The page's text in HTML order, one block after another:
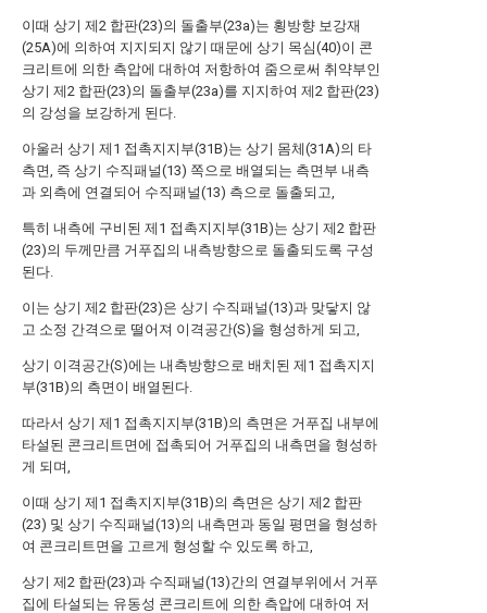
이때 상기 제2 합판(23)의 돌출부(23a)는 횡방향 보강재
(25A)에 의하여 지지되지 않기 때문에 상기 목심(40)이 콘
크리트에 의한 측압에 대하여 저항하여 줌으로써 취약부인
상기 제2 합판(23)의 돌출부(23a)를 지지하여 제2 합판(23)
의 강성을 보강하게 된다.
아울러 상기 제1 접촉지지부(31B)는 상기 몸체(31A)의 타
측면, 즉 상기 수직패널(13) 쪽으로 배열되는 측면부 내측
과 외측에 연결되어 수직패널(13) 측으로 돌출되고,
특히 내측에 구비된 제1 접촉지지부(31B)는 상기 제2 합판
(23)의 두께만큼 거푸집의 내측방향으로 돌출되도록 구성
된다.
이는 상기 제2 합판(23)은 상기 수직패널(13)과 맞닿지 않
고 소정 간격으로 떨어져 이격공간(S)을 형성하게 되고,
상기 이격공간(S)에는 내측방향으로 배치된 제1 접촉지지
부(31B)의 측면이 배열된다.
따라서 상기 제1 접촉지지부(31B)의 측면은 거푸집 내부에
타설된 콘크리트면에 접촉되어 거푸집의 내측면을 형성하
게 되며,
이때 상기 제1 접촉지지부(31B)의 측면은 상기 제2 합판
(23) 및 상기 수직패널(13)의 내측면과 동일 평면을 형성하
여 콘크리트면을 고르게 형성할 수 있도록 하고,
상기 제2 합판(23)과 수직패널(13)간의 연결부위에서 거푸
집에 타설되는 유동성 콘크리트에 의한 측압에 대하여 저